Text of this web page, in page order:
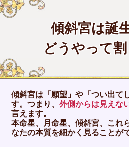
傾斜宮は誕
どうやって
傾斜宮は「願望」や「つい出て
す。つまり、外側からは見えな
言えます。
本命星、月命星、傾斜宮、これ
なたの本質を細かく見ることが